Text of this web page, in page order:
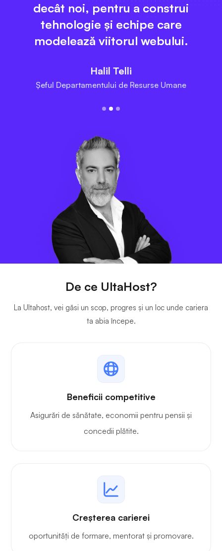
decât noi, pentru a construi
tehnologie și echipe care
modelează viitorul webului.
Halil Telli
Șeful Departamentului de Resurse Umane
De ce UltaHost?
La Ultahost, vei găsi un scop, progres și un loc unde cariera
ta abia începe.
Beneficii competitive
Asigurări de sănătate, economii pentru pensii și
concedii plătite.
Creșterea carierei
oportunități de formare, mentorat și promovare.